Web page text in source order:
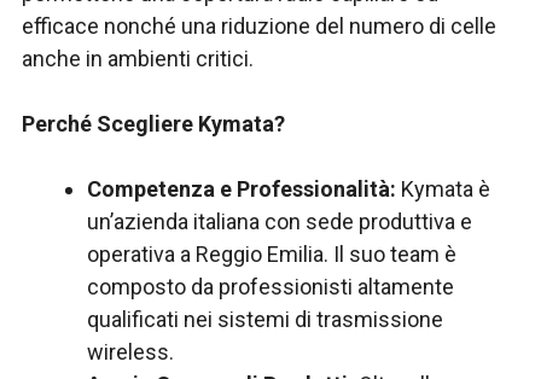
efficace nonché una riduzione del numero di celle
anche in ambienti critici.
Perché Scegliere Kymata?
Competenza e Professionalità: Kymata è
un’azienda italiana con sede produttiva e
operativa a Reggio Emilia. Il suo team è
composto da professionisti altamente
qualificati nei sistemi di trasmissione
wireless.